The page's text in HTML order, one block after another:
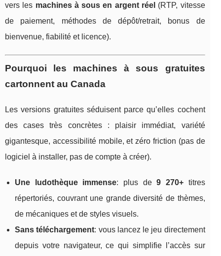
vers les machines à sous en argent réel (RTP, vitesse
de paiement, méthodes de dépôt/retrait, bonus de
bienvenue, fiabilité et licence).
Pourquoi les machines à sous gratuites
cartonnent au Canada
Les versions gratuites séduisent parce qu’elles cochent
des cases très concrètes : plaisir immédiat, variété
gigantesque, accessibilité mobile, et zéro friction (pas de
logiciel à installer, pas de compte à créer).
Une ludothèque immense: plus de9 270+titres
répertoriés, couvrant une grande diversité de thèmes,
de mécaniques et de styles visuels.
Sans téléchargement: vous lancez le jeu directement
depuis votre navigateur, ce qui simplifie l’accès sur